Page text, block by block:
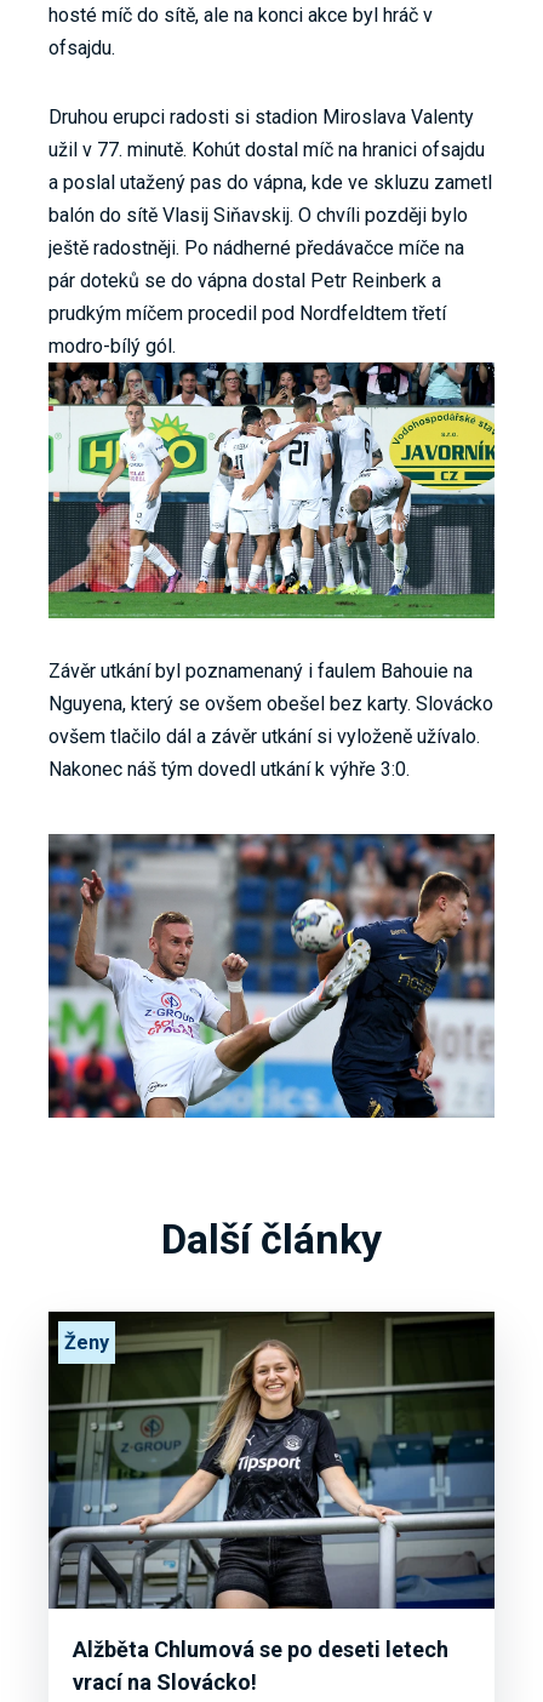
hosté míč do sítě, ale na konci akce byl hráč v
ofsajdu.
Druhou erupci radosti si stadion Miroslava Valenty
užil v 77. minutě. Kohút dostal míč na hranici ofsajdu
a poslal utažený pas do vápna, kde ve skluzu zametl
balón do sítě Vlasij Siňavskij. O chvíli později bylo
ještě radostněji. Po nádherné předávačce míče na
pár doteků se do vápna dostal Petr Reinberk a
prudkým míčem procedil pod Nordfeldtem třetí
modro-bílý gól.
Závěr utkání byl poznamenaný i faulem Bahouie na
Nguyena, který se ovšem obešel bez karty. Slovácko
ovšem tlačilo dál a závěr utkání si vyloženě užívalo.
Nakonec náš tým dovedl utkání k výhře 3:0.
Další články
Alžběta Chlumová se po deseti letech
vrací na Slovácko!
Ženy